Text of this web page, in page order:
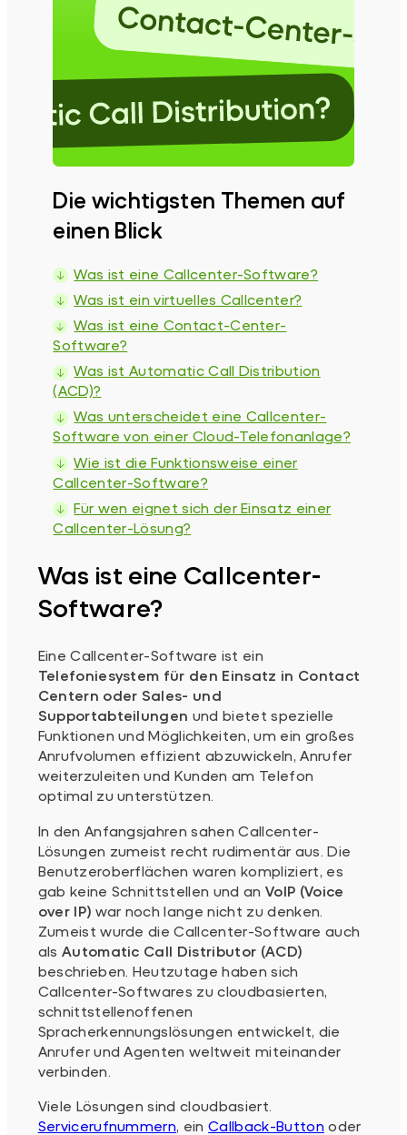
Die wichtigsten Themen auf
einen Blick
Was ist eine Callcenter-Software?
Was ist ein virtuelles Callcenter?
Was ist eine Contact-Center-
Software?
Was ist Automatic Call Distribution
(ACD)?
Was unterscheidet eine Callcenter-
Software von einer Cloud-Telefonanlage?
Wie ist die Funktionsweise einer
Callcenter-Software?
Für wen eignet sich der Einsatz einer
Callcenter-Lösung?
Was ist eine Callcenter-
Software?
Eine Callcenter-Software ist ein
Telefoniesystem für den Einsatz in Contact
Centern oder Sales- und
Supportabteilungen und bietet spezielle
Funktionen und Möglichkeiten, um ein großes
Anrufvolumen effizient abzuwickeln, Anrufer
weiterzuleiten und Kunden am Telefon
optimal zu unterstützen.
In den Anfangsjahren sahen Callcenter-
Lösungen zumeist recht rudimentär aus. Die
Benutzeroberflächen waren kompliziert, es
gab keine Schnittstellen und an VoIP (Voice
over IP) war noch lange nicht zu denken.
Zumeist wurde die Callcenter-Software auch
als Automatic Call Distributor (ACD)
beschrieben. Heutzutage haben sich
Callcenter-Softwares zu cloudbasierten,
schnittstellenoffenen
Spracherkennungslösungen entwickelt, die
Anrufer und Agenten weltweit miteinander
verbinden.
Viele Lösungen sind cloudbasiert.
Servicerufnummern, einCallback-Buttonoder